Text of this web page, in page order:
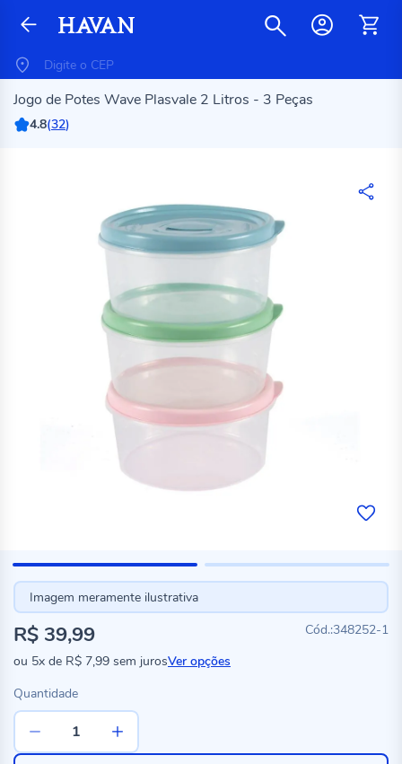
Jogo de Potes Wave Plasvale 2 Litros - 3 Peças
4.8(32)
Imagem meramente ilustrativa
348252-1
R$ 39,99
ou 5x de R$ 7,99 sem jurosVer opções
Quantidade